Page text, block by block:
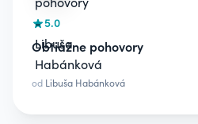
5.0
Obtiažne pohovory
od Libuša Habánková